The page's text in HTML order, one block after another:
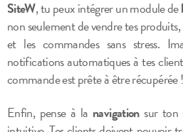
SiteW, tu peux intégrer un module de
non seulement de vendre tes produits,
et les commandes sans stress.
notifications automatiques à tes
commande est prête à être récupérée !
Enfin, pense à la navigationsur ton